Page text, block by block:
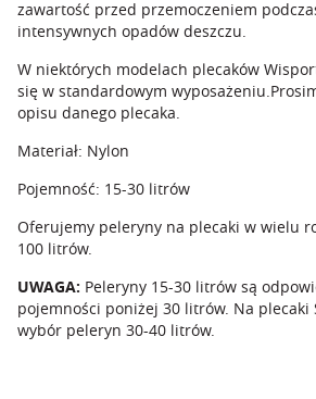
zawartość przed przemoczeniem
intensywnych opadów deszczu.
W niektórych modelach plecaków
się w standardowym
opisu danego plecaka.
Materiał: Nylon
Pojemność: 15-30 litrów
Oferujemy peleryny na plecaki w wielu
100 litrów.
UWAGA: Peleryny 15-30 litrów są
pojemności poniżej 30 litrów. Na plecaki
wybór peleryn 30-40 litrów.